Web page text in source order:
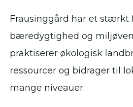
Frausinggård har et stærkt
bæredygtighed og
praktiserer økologisk
ressourcer og bidrager til
mange niveauer.